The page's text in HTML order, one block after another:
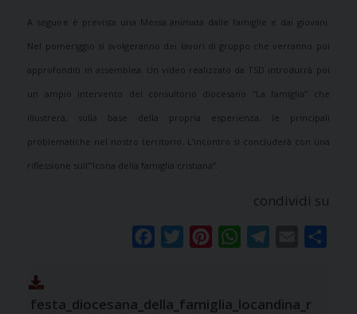
A seguire è prevista una Messa animata dalle famiglie e dai giovani.
Nel pomeriggio si svolgeranno dei lavori di gruppo che verranno poi
approfonditi in assemblea. Un video realizzato da TSD introdurrà poi
un ampio intervento del consultorio diocesano “La famiglia” che
illustrerà, sulla base della propria esperienza, le principali
problematiche nel nostro territorio. L’incontro si concluderà con una
riflessione sull’”Icona della famiglia cristiana”.
condividi su
FacebookTwitterPinterestWhatsAppTelegram
Email
festa_diocesana_della_famiglia_locandina_r